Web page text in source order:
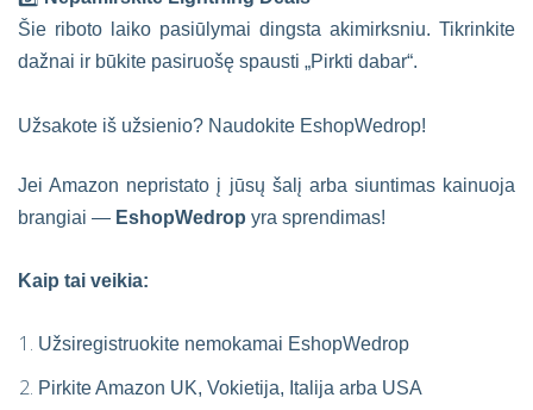
Šie riboto laiko pasiūlymai dingsta akimirksniu. Tikrinkite
dažnai ir būkite pasiruošę spausti „Pirkti dabar“.
Užsakote iš užsienio? Naudokite EshopWedrop!
Jei Amazon nepristato į jūsų šalį arba siuntimas kainuoja
brangiai — EshopWedrop yra sprendimas!
Kaip tai veikia:
Užsiregistruokite nemokamai EshopWedrop
Pirkite Amazon UK, Vokietija, Italija arba USA